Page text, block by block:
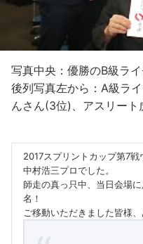
写真中央：優勝のB級ラ
後列写真左から：A級ラ
んさん(3位)、アスリート
2017スプリントカップ第7
中村浩三プロでした。
師走の真っ只中、当日会場
名！
ご移動いただきました皆様